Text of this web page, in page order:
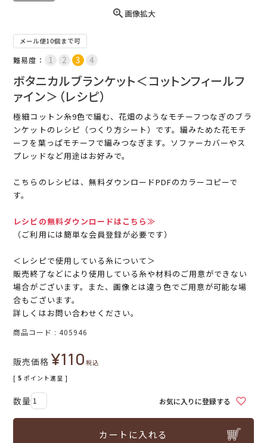
画像拡大
メール便10個まで可
難易度：
ボタニカルブランケット＜コットンフィールフ
ァイン＞（レシピ）
極細コットン糸9色で編む、花畑のようなモチーフつなぎのブラ
ンケットのレシピ（つくり方シート）です。編みためた花モチ
ーフを葉っぱモチーフで編みつなぎます。ソファーカバーやス
プレッドなど用途はお好みで。
こちらのレシピは、無料ダウンロードPDFのカラーコピーで
す。
レシピの無料ダウンロードはこちら≫
（ご利用には簡単な会員登録が必要です）
＜レシピで使用している糸について＞
販売終了などにより使用している糸や材料のご用意ができない
場合がございます。また、画像とは違う色でご用意が可能な場
合もございます。
詳しくはお問い合わせください。
商品コード 405946
販売価格 ¥110税込
[ 5 ポイント進呈 ]
お気に入りに登録する
カートに入れる